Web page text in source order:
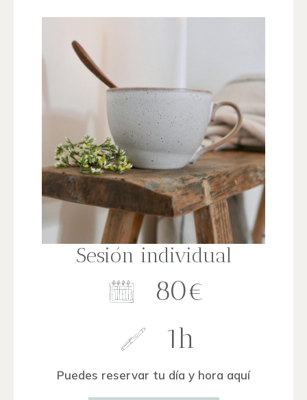
Sesión individual
80€
1h
Puedes reservar tu día y hora aquí